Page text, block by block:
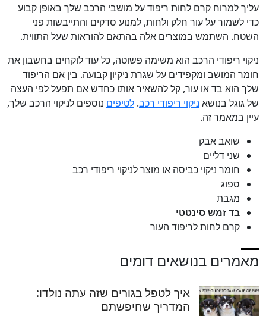
עליך למרוח קרם לחות ריפוד על מושבי הרכב שלך באופן קבוע
כדי לשמור על עור חלק ולחות, למנוע סדקים והתייבשות פני
השטח. השתמש במוצרים אלה בהתאם להוראות שעל התווית.
ניקוי ריפודי הרכב הוא משימה פשוטה, כל עוד לוקחים בחשבון את
חומר המושב ומקפידים על שגרת ניקיון קבועה. בין אם הריפוד
שלך הוא בד או עור, קל להשאיר אותו כחדש אם תפעל לפי העצה
של גוגל בנושא ניקוי ריפודי רכב. לטיפים נוספים לניקוי הרכב שלך,
עיין במאמר זה.
שואב אבק
שני דליים
חומר ניקוי כביסה או מוצר לניקוי ריפודי רכב
ספוג
מגבת
בד זמש סינטטי
קרם לחות לריפוד העור
מאמרים בנושאים דומים
איך לטפל בגורים שזה עתה נולדו:
המדריך שחיפשתם